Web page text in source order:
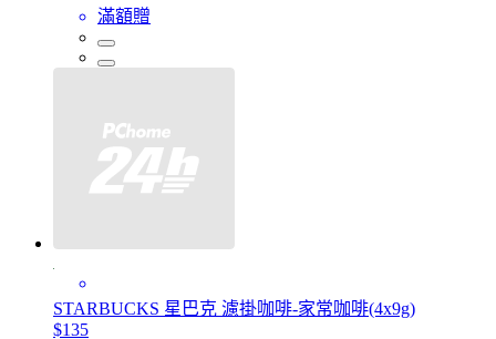
滿額贈
STARBUCKS 星巴克 濾掛咖啡-家常咖啡(4x9g)
$135